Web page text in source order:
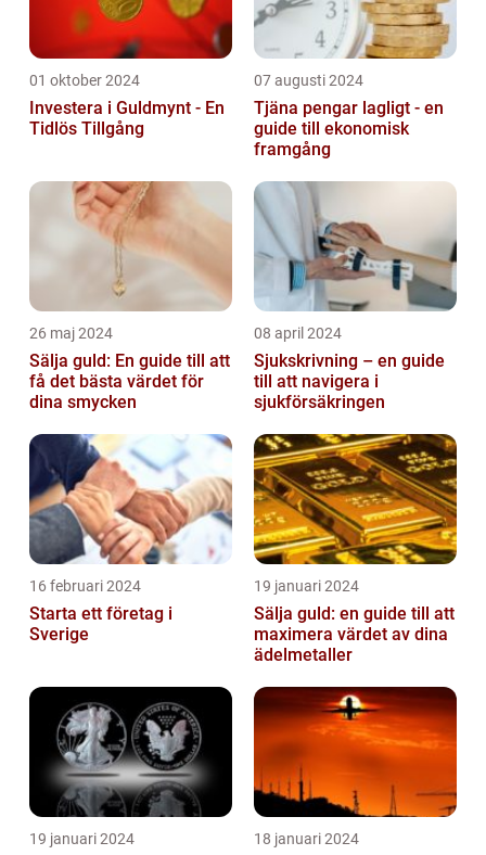
01 oktober 2024
Investera i Guldmynt - En
Tidlös Tillgång
07 augusti 2024
Tjäna pengar lagligt - en
guide till ekonomisk
framgång
26 maj 2024
Sälja guld: En guide till att
få det bästa värdet för
dina smycken
08 april 2024
Sjukskrivning – en guide
till att navigera i
sjukförsäkringen
16 februari 2024
Starta ett företag i
Sverige
19 januari 2024
Sälja guld: en guide till att
maximera värdet av dina
ädelmetaller
19 januari 2024 18 januari 2024